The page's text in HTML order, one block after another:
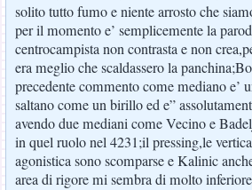
solito tutto fumo e niente arrosto che
per il momento e’ semplicemente la
centrocampista non contrasta e non
era meglio che scaldassero la
precedente commento come mediano e’
saltano come un birillo ed e”
avendo due mediani come Vecino e
in quel ruolo nel 4231;il pressing,le
agonistica sono scomparse e Kalinic
area di rigore mi sembra di molto